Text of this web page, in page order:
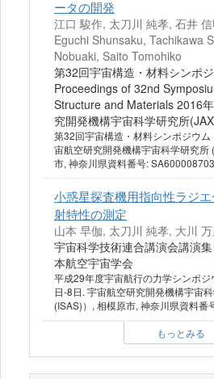
ータの開発
江口 駿作, 太刀川 純孝, 石井
Eguchi Shunsaku, Tachikawa
Nobuaki, Saito Tomohiko
第32回宇宙構造・材料シンポ
Proceedings of 32nd
Structure and Materials 2016
究開発機構宇宙科学研究所
第32回宇宙構造・材料シンポジウ
宙航空研究開発機構宇宙科学研究所
市, 神奈川県資料番号:
小惑星探査機用指向性ラジ
射特性の測定
山本 早伽, 太刀川 純孝, 大川
宇宙科学技術連合講演会講演
本航空宇宙学会
平成29年度宇宙航行の力学シンポ
日-8日. 宇宙航空研究開発機構宇宙
(ISAS)）, 相模原市, 神奈川県資料番
もっとみる